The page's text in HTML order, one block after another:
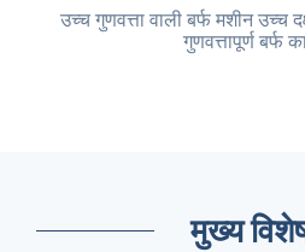
उच्च गुणवत्ता वाली बर्फ मशीन उच्च
गुणवत्तापूर्ण बर्फ का
मुख्य